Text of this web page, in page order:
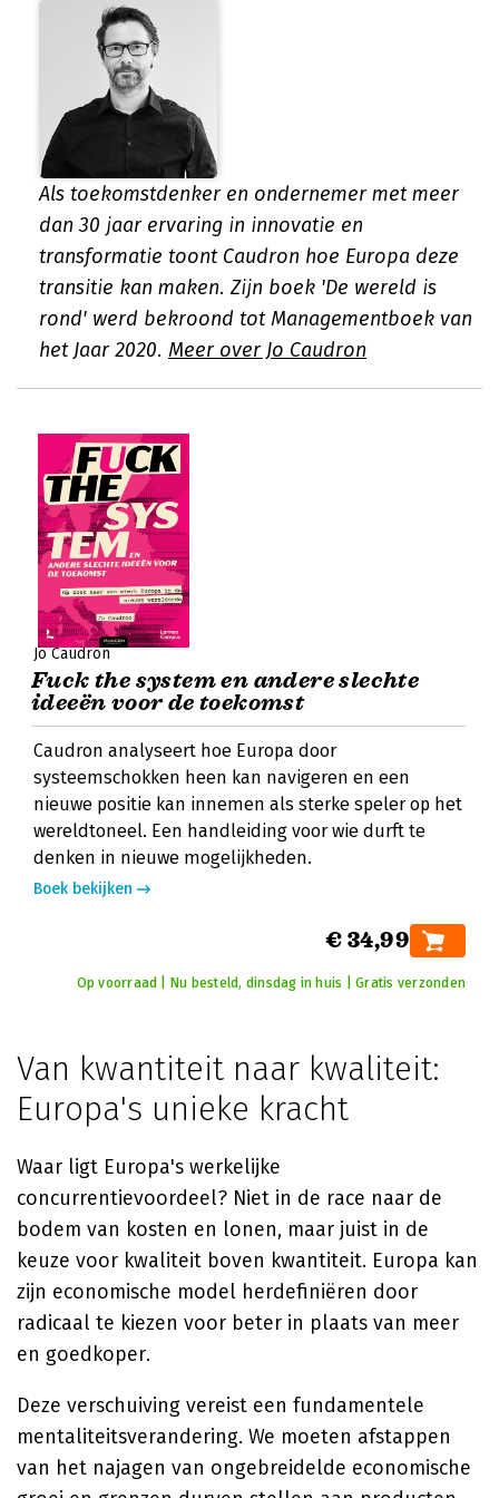
Als toekomstdenker en ondernemer met meer
dan 30 jaar ervaring in innovatie en
transformatie toont Caudron hoe Europa deze
transitie kan maken. Zijn boek 'De wereld is
rond' werd bekroond tot Managementboek van
het Jaar 2020. Meer over Jo Caudron
Jo Caudron
Fuck the system en andere slechte
ideeën voor de toekomst
Caudron analyseert hoe Europa door
systeemschokken heen kan navigeren en een
nieuwe positie kan innemen als sterke speler op het
wereldtoneel. Een handleiding voor wie durft te
denken in nieuwe mogelijkheden.
Boek bekijken
€ 34,99
Op voorraad | Nu besteld, dinsdag in huis | Gratis verzonden
Van kwantiteit naar kwaliteit:
Europa's unieke kracht
Waar ligt Europa's werkelijke
concurrentievoordeel? Niet in de race naar de
bodem van kosten en lonen, maar juist in de
keuze voor kwaliteit boven kwantiteit. Europa kan
zijn economische model herdefiniëren door
radicaal te kiezen voor beter in plaats van meer
en goedkoper.
Deze verschuiving vereist een fundamentele
mentaliteitsverandering. We moeten afstappen
van het najagen van ongebreidelde economische